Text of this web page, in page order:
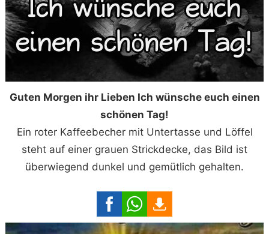
Guten Morgen ihr Lieben Ich wünsche euch einen
schönen Tag!
Ein roter Kaffeebecher mit Untertasse und Löffel
steht auf einer grauen Strickdecke, das Bild ist
überwiegend dunkel und gemütlich gehalten.